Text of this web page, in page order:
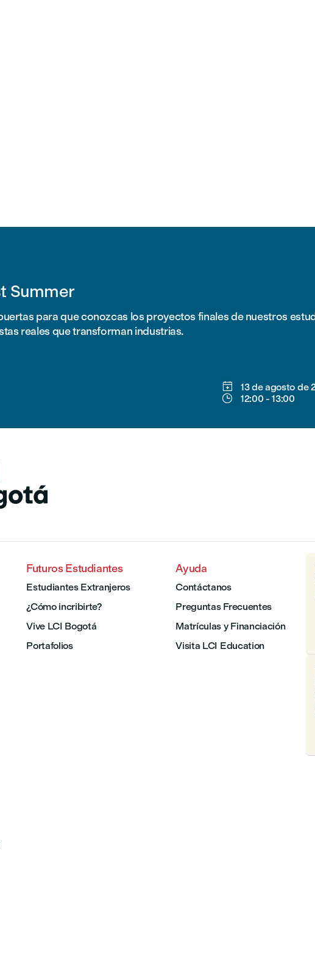
Summer
para que conozcas los proyectos finales de nuestros
reales que transforman industrias.
 13 de agosto de
 12:00 -13:00
Futuros Estudiantes
Estudiantes Extranjeros
¿Cómo incribirte?
Vive LCI Bogotá
Portafolios
Ayuda
Contáctanos
Preguntas Frecuentes
Matrículas y Financiación
Visita LCI Education